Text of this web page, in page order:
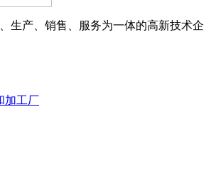
生产、销售、服务为一体的高新技术企
加工厂